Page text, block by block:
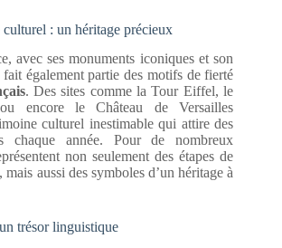
: un héritage précieux
avec ses monuments iconiques et son
également partie des motifs de fierté
. Des sites comme la Tour Eiffel, le
encore le Château de Versailles
culturel inestimable qui attire des
chaque année. Pour de nombreux
non seulement des étapes de
aussi des symboles d’un héritage à
trésor linguistique